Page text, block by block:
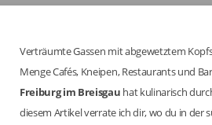
Verträumte Gassen mit abgewetztem
Menge Cafés, Kneipen, Restaurants und
Freiburg im Breisgau hat kulinarisch
diesem Artikel verrate ich dir, wo du in der